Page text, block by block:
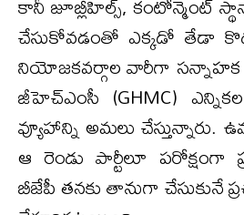
చేసుకోవడంతో ఎక్కడో తేడా
నియోజకవర్గాల వారీగా
జీహెచ్ఎంసీ (GHMC)
వ్యూహాన్ని అమలు చేస్తున్నారు.
ఆ రెండు పార్టీలూ పరోక్షంగా
బీజేపీ తనకు తానుగా చేసుకునే